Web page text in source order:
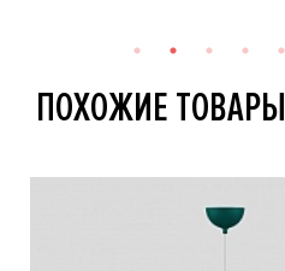
ПОХОЖИЕ ТОВАРЫ